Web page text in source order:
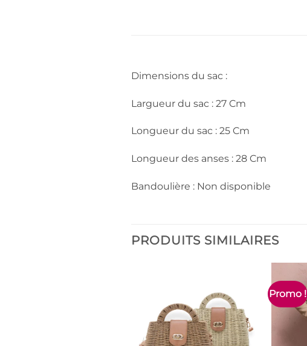
Dimensions du sac :
Largueur du sac : 27 Cm
Longueur du sac : 25 Cm
Longueur des anses : 28 Cm
Bandoulière : Non disponible
PRODUITS SIMILAIRES
Promo !